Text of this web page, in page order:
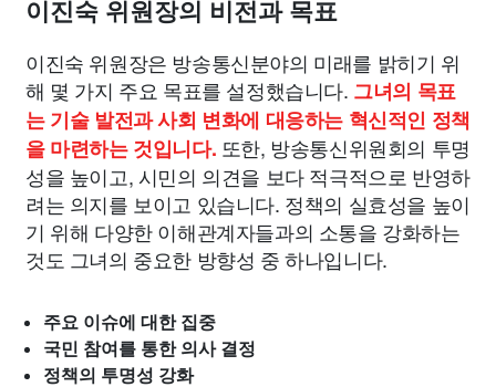
이진숙 위원장의 비전과 목표
이진숙 위원장은 방송통신분야의 미래를 밝히기 위
해 몇 가지 주요 목표를 설정했습니다. 그녀의 목표
는 기술 발전과 사회 변화에 대응하는 혁신적인 정책
을 마련하는 것입니다. 또한, 방송통신위원회의 투명
성을 높이고, 시민의 의견을 보다 적극적으로 반영하
려는 의지를 보이고 있습니다. 정책의 실효성을 높이
기 위해 다양한 이해관계자들과의 소통을 강화하는
것도 그녀의 중요한 방향성 중 하나입니다.
주요 이슈에 대한 집중
국민 참여를 통한 의사 결정
정책의 투명성 강화